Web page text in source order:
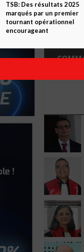
TSB: Des résultats 2025
marqués par un premier
tournant opérationnel
encourageant